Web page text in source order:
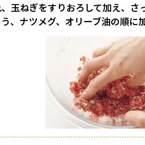
玉ねぎをすりおろして加え、
、ナツメグ、オリーブ油の順に